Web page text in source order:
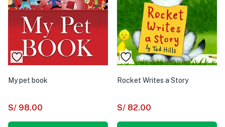
My pet book
S/ 98.00
Rocket Writes a Story
S/ 82.00